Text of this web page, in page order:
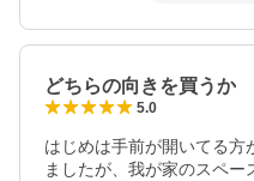
どちらの向きを買うか
5.0
はじめは手前が開いてる方
ましたが、我が家のスペ